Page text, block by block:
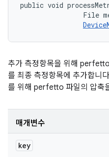
public void
File
추가 측정항목을 위해
를 최종 측정항목에 추가합니
를 위해 perfetto 파일의 압축
매개변수
key